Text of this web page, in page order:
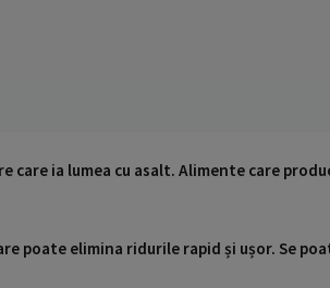
care ia lumea cu asalt. Alimente care
poate elimina ridurile rapid și ușor. Se